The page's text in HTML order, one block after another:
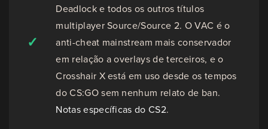
✓
Deadlock e todos os outros títulos
multiplayer Source/Source 2. O VAC é o
anti-cheat mainstream mais conservador
em relação a overlays de terceiros, e o
Crosshair X está em uso desde os tempos
do CS:GO sem nenhum relato de ban.
Notas específicas do CS2.